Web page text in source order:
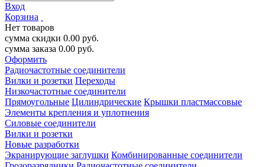
Вход
Корзина
Нет товаров
сумма скидки 0.00 руб.
сумма заказа 0.00 руб.
Оформить
Радиочастотные соединители
Вилки и розетки Переходы
Низкочастотные соединители
Прямоугольные Цилиндрические Крышки пластмассовые
Элементы крепления и уплотнения
Силовые соединители
Вилки и розетки
Новые разработки
Экранирующие заглушки Комбинированные соединители